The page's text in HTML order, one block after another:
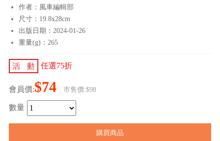
作者：風車編輯部
尺寸：19.8x28cm
出版日期：2024-01-26
重量(g)：265
任選75折
會員價:$74 市售價:$98
數量